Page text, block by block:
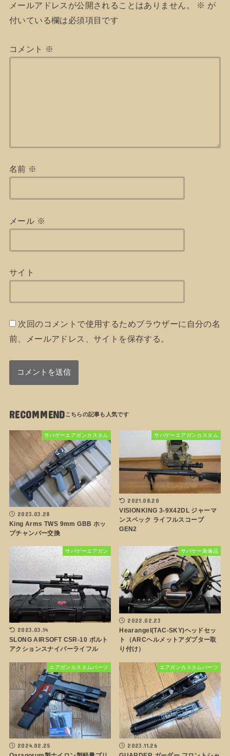
メールアドレスが公開されることはありません。 ※ が
付いている欄は必須項目です
コメント ※
名前 ※
メール ※
サイト
次回のコメントで使用するためブラウザーに自分の名
前、メールアドレス、サイトを保存する。
RECOMMEND
サバゲーエアガンカスタム
2023.03.28
King Arms TWS 9mm GBB ホッ
プチャンバー交換
サバゲーエアガンカスタム
2021.08.20
VISIONKING 3-9X42DL ジャーマ
ンスペック ライフルスコープ
GEN2
サバゲーエアガン
2023.03.14
SLONG AIRSOFT CSR-10 ボルト
アクションスナイパーライフル
サバゲー装備品
2022.02.23
Hearangel(TAC-SKY)ヘッドセッ
ト（ARCヘルメットアダプター取
り付け）
エアガンカスタムパーツ
2024.02.25
エアガンカスタムパーツ
2023.11.26